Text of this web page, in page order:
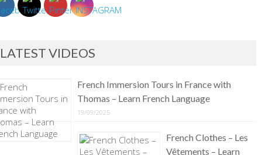
LATEST VIDEOS
French Immersion Tours in France with
Thomas – Learn French Language
19/09/2025
French Clothes – Les
Vêtements – Learn